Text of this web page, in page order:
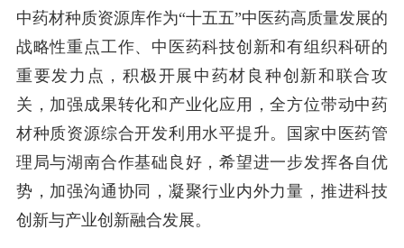
中药材种质资源库作为“十五五”中医药高质量发展的
战略性重点工作、中医药科技创新和有组织科研的
重要发力点，积极开展中药材良种创新和联合攻
关，加强成果转化和产业化应用，全方位带动中药
材种质资源综合开发利用水平提升。国家中医药管
理局与湖南合作基础良好，希望进一步发挥各自优
势，加强沟通协同，凝聚行业内外力量，推进科技
创新与产业创新融合发展。